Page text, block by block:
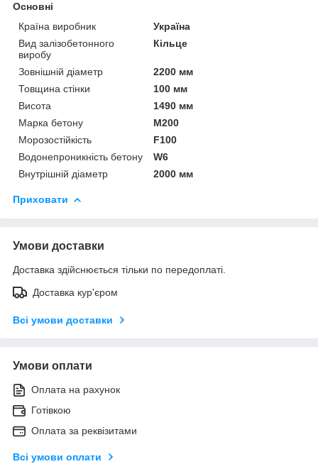
Основні
Країна виробник
Україна
Вид залізобетонного
виробу
Кільце
Зовнішній діаметр
2200 мм
Товщина стінки
100 мм
Висота
1490 мм
Марка бетону
М200
Морозостійкість
F100
Водонепроникність бетону
W6
Внутрішній діаметр
2000 мм
Приховати
Умови доставки
Доставка здійснюється тільки по передоплаті.
Доставка кур'єром
Всі умови доставки
Умови оплати
Оплата на рахунок
Готівкою
Оплата за реквізитами
Всі умови оплати